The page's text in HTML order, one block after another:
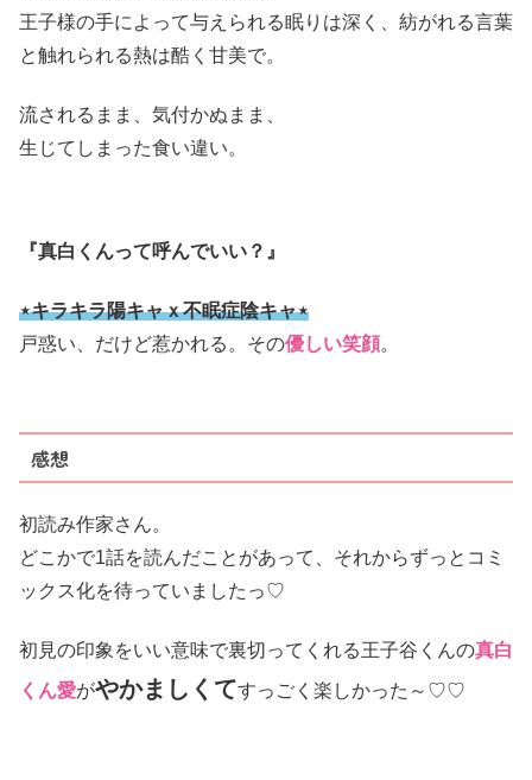
王子様の手によって与えられる眠りは深く、紡がれる言葉
と触れられる熱は酷く甘美で。
流されるまま、気付かぬまま、
生じてしまった食い違い。
『真白くんって呼んでいい？』
⋆キラキラ陽キャｘ不眠症陰キャ⋆
戸惑い、だけど惹かれる。その優しい笑顔。
感想
初読み作家さん。
どこかで1話を読んだことがあって、それからずっとコミ
ックス化を待っていましたっ♡
初見の印象をいい意味で裏切ってくれる王子谷くんの真白
くん愛がやかましくてすっごく楽しかった～♡♡